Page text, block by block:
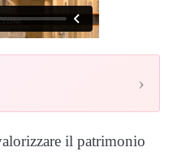
›
il patrimonio